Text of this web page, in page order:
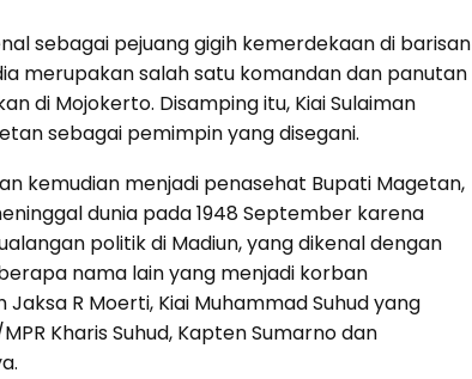
sebagai pejuang gigih kemerdekaan di barisan
merupakan salah satu komandan dan panutan
di Mojokerto. Disamping itu, Kiai Sulaiman
sebagai pemimpin yang disegani.
kemudian menjadi penasehat Bupati Magetan,
dunia pada 1948 September karena
politik di Madiun, yang dikenal dengan
nama lain yang menjadi korban
R Moerti, Kiai Muhammad Suhud yang
Kharis Suhud, Kapten Sumarno dan